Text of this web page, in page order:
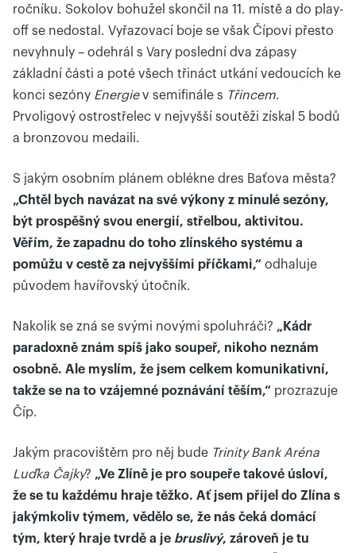
ročníku. Sokolov bohužel skončil na 11. místě a do play-
off se nedostal. Vyřazovací boje se však Čípovi přesto
nevyhnuly – odehrál s Vary poslední dva zápasy
základní části a poté všech třináct utkání vedoucích ke
konci sezóny Energiev semifinále s Třincem.
Prvoligový ostrostřelec v nejvyšší soutěži získal 5 bodů
a bronzovou medaili.
S jakým osobním plánem oblékne dres Baťova města?
„Chtěl bych navázat na své výkony z minulé sezóny,
být prospěšný svou energií, střelbou, aktivitou.
Věřím, že zapadnu do toho zlínského systému a
pomůžu v cestě za nejvyššími příčkami,“ odhaluje
původem havířovský útočník.
Nakolik se zná se svými novými spoluhráči? „Kádr
paradoxně znám spíš jako soupeř, nikoho neznám
osobně. Ale myslím, že jsem celkem komunikativní,
takže se na to vzájemné poznávání těším,“ prozrazuje
Číp.
Jakým pracovištěm pro něj bude Trinity Bank Aréna
Luďka Čajky? „Ve Zlíně je pro soupeře takové úsloví,
že se tu každému hraje těžko. Ať jsem přijel do Zlína s
jakýmkoliv týmem, vědělo se, že nás čeká domácí
tým, který hraje tvrdě a je bruslivý, zároveň je tu